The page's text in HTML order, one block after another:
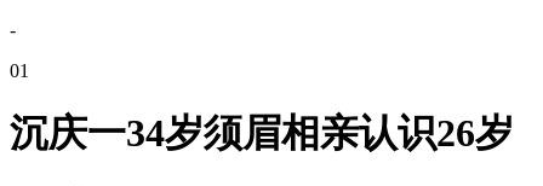
-
01
沉庆一34岁须眉相亲认识26岁